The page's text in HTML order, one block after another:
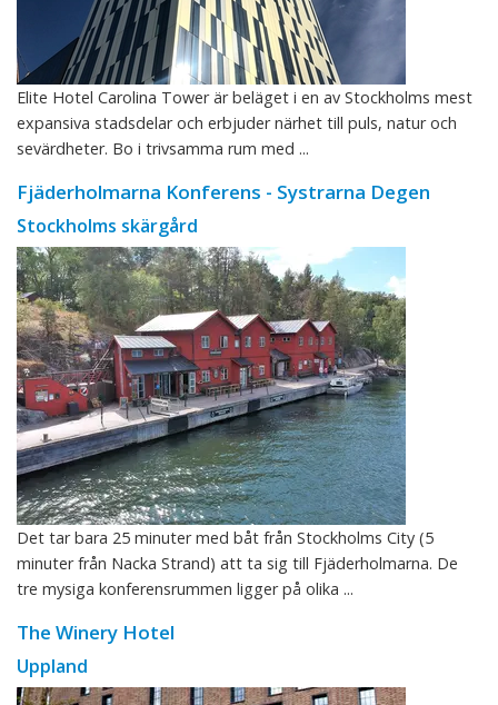
Elite Hotel Carolina Tower är beläget i en av Stockholms mest
expansiva stadsdelar och erbjuder närhet till puls, natur och
sevärdheter. Bo i trivsamma rum med ...
Fjäderholmarna Konferens - Systrarna Degen
Stockholms skärgård
Det tar bara 25 minuter med båt från Stockholms City (5
minuter från Nacka Strand) att ta sig till Fjäderholmarna. De
tre mysiga konferensrummen ligger på olika ...
The Winery Hotel
Uppland